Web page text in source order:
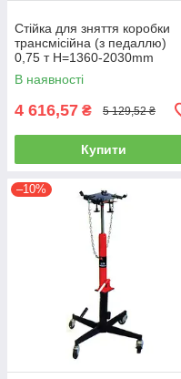
Стійка для зняття коробки
трансмісійна (з педаллю)
0,75 т Н=1360-2030mm
TORIN TRF40753A
В наявності
4 616,57 ₴ 5 129,52 ₴
Купити
–10%